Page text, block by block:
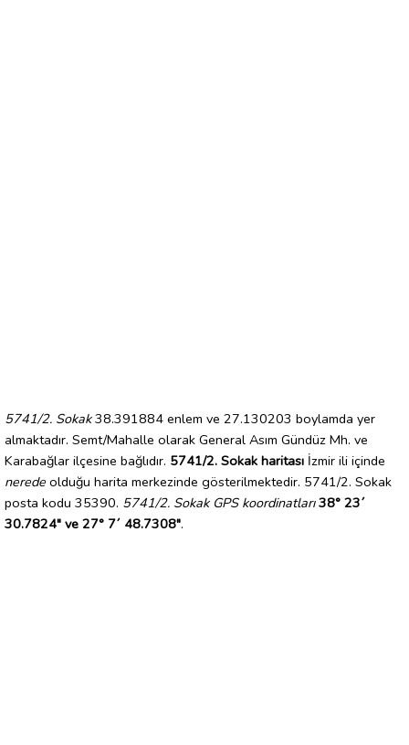
5741/2. Sokak38.391884 enlem ve 27.130203 boylamda yer
almaktadır. Semt/Mahalle olarak General Asım Gündüz Mh. ve
Karabağlar ilçesine bağlıdır. 5741/2. Sokak haritası İzmir ili içinde
nerede olduğu harita merkezinde gösterilmektedir. 5741/2. Sokak
posta kodu 35390. 5741/2. Sokak GPS koordinatları 38° 23´
30.7824" ve 27° 7´ 48.7308".